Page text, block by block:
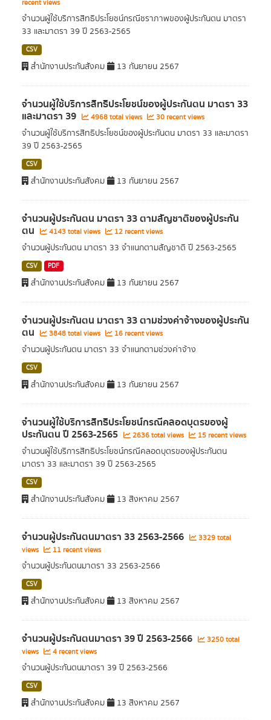
recent views
จำนวนผู้ใช้บริการสิทธิประโยชน์กรณีชราภาพของผู้ประกันตน มาตรา
33 และมาตรา 39 ปี 2563-2565
CSV
สำนักงานประกันสังคม 13 กันยายน 2567
จำนวนผู้ใช้บริการสิทธิประโยชน์ของผู้ประกันตน มาตรา 33
และมาตรา 39 4968 total views 30 recent views
จำนวนผู้ใช้บริการสิทธิประโยชน์ของผู้ประกันตน มาตรา 33 และมาตรา
39 ปี 2563-2565
CSV
สำนักงานประกันสังคม 13 กันยายน 2567
จำนวนผู้ประกันตน มาตรา 33 ตามสัญชาติของผู้ประกัน
ตน 4143 total views 12 recent views
จำนวนผู้ประกันตน มาตรา 33 จำแนกตามสัญชาติ ปี 2563-2565
CSV PDF
สำนักงานประกันสังคม 13 กันยายน 2567
จำนวนผู้ประกันตน มาตรา 33 ตามช่วงค่าจ้างของผู้ประกัน
ตน 3848 total views 16 recent views
จำนวนผู้ประกันตน มาตรา 33 จำแนกตามช่วงค่าจ้าง
CSV
สำนักงานประกันสังคม 13 กันยายน 2567
จำนวนผู้ใช้บริการสิทธิประโยชน์กรณีคลอดบุตรของผู้
ประกันตน ปี 2563-2565 2636 total views 15 recent views
จำนวนผู้ใช้บริการสิทธิประโยชน์กรณีคลอดบุตรของผู้ประกันตน
มาตรา 33 และมาตรา 39 ปี 2563-2565
CSV
สำนักงานประกันสังคม 13 สิงหาคม 2567
จำนวนผู้ประกันตนมาตรา 33 2563-2566
3329 total
views
11 recent views
จำนวนผู้ประกันตนมาตรา 33 2563-2566
CSV
สำนักงานประกันสังคม 13 สิงหาคม 2567
จำนวนผู้ประกันตนมาตรา 39 ปี 2563-2566
3250 total
views
4 recent views
จำนวนผู้ประกันตนมาตรา 39 ปี 2563-2566
CSV
สำนักงานประกันสังคม 13 สิงหาคม 2567